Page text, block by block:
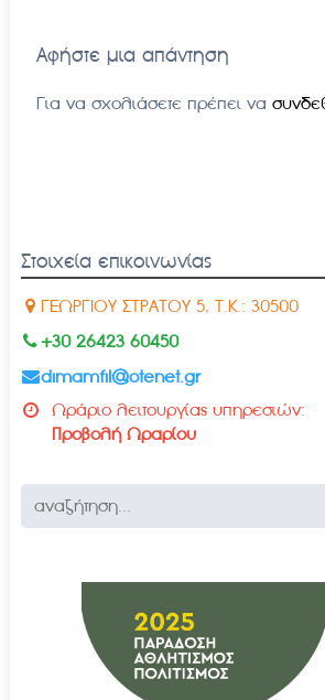
Αφήστε μια απάντηση
Για να σχολιάσετε πρέπει να
Στοιχεία επικοινωνίας
ΓΕΩΡΓΙΟΥ ΣΤΡΑΤΟΥ 5, Τ.Κ.: 30500
+30 26423 60450
dimamfil@otenet.gr
Ωράριο λειτουργίας υπηρεσιών:
Προβολή Ωραρίου